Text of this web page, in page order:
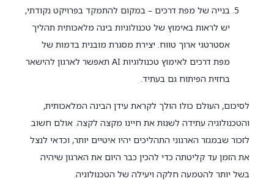
בנייה של מפת דרכים – במקום להתמקד בפרויקט נקודתי,
יש לראות באימוץ של טכנולוגיות בינה מלאכותית תהליך
אסטרטגי ארוך טווח. יצירת מסגרת מובנית בדמות של
מפת דרכים לאימוץ טכנולוגיות AI תאפשר לארגון להישאר
בחזית הפיתוח גם בעתיד.
לסיכום, העולם כולו הולך לקראת עידן הבינה המלאכותית,
והטכנולוגיה עתידה לשנות את חיינו מקצה לקצה. אולם חשוב
לזכור שבמגזר הארגוני התהליכים יהיו איטיים יותר, וכדאי לנצל
את הזמן עד קליטתה כדי להכין כבר היום את הארגון שיהיה
בשל יותר להטמעה חלקה ויעילה של הטכנולוגיה.